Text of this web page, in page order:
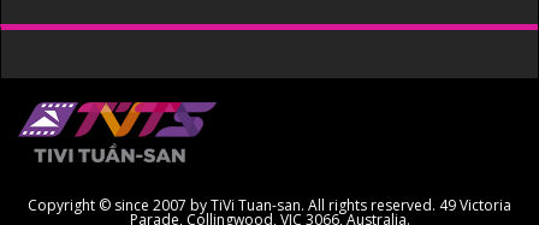
Copyright © since 2007 by TiVi Tuan-san. All rights reserved. 49 Victoria
Parade, Collingwood, VIC 3066, Australia.